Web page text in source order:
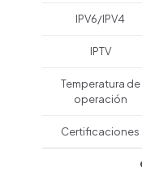
IPV6/IPV4
IPTV
Temperatura de
operación
Certificaciones